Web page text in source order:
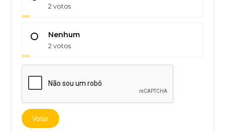
2 votos
Nenhum
2 votos
Votar